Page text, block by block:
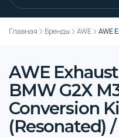
Главная Бренды AWE AWE
AWE
BMW G2X
Conversion
(Resonated)